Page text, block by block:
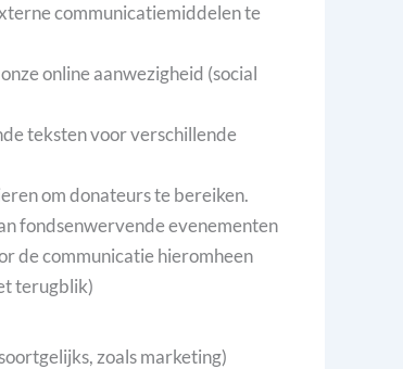
communicatiemiddelen te
online aanwezigheid (social
teksten voor verschillende
om donateurs te bereiken.
fondsenwervende evenementen
de communicatie hieromheen
terugblik)
zoals marketing)